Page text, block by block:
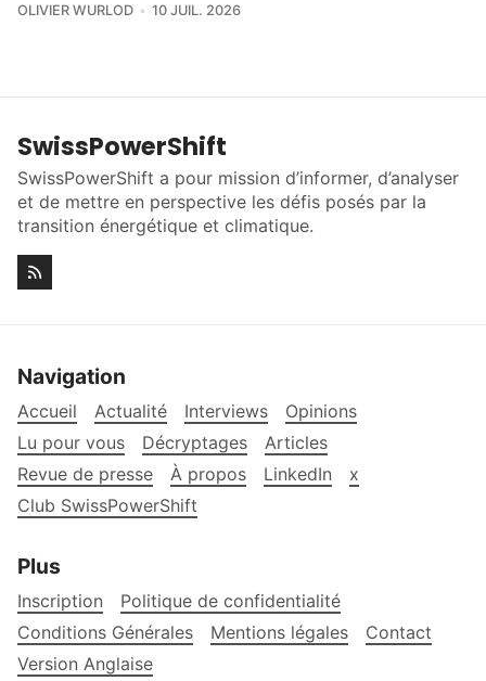
OLIVIER WURLOD 10 JUIL. 2026
SwissPowerShift
SwissPowerShift a pour mission d’informer, d’analyser
et de mettre en perspective les défis posés par la
transition énergétique et climatique.
Navigation
Accueil Actualité Interviews
Opinions
Lu pour vous
Décryptages
Articles
Revue de presse
À propos LinkedIn
x
Club SwissPowerShift
Plus
Inscription
Politique de confidentialité
Conditions Générales
Mentions légales
Contact
Version Anglaise